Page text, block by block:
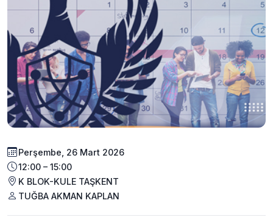
Perşembe, 26 Mart 2026
12:00 – 15:00
K BLOK-KULE TAŞKENT
TUĞBA AKMAN KAPLAN